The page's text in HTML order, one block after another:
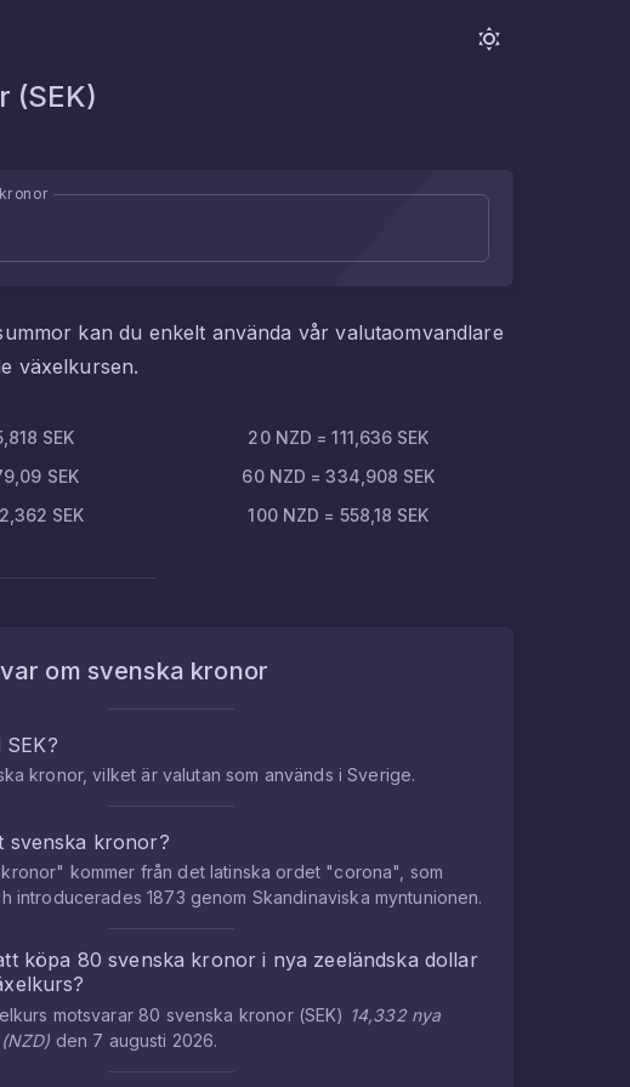
(SEK)
kan du enkelt använda vår valutaomvandlare
växelkursen.
SEK 20 NZD =111,636 SEK
SEK 60 NZD =334,908 SEK
SEK 100 NZD = 558,18 SEK
om svenska kronor
SEK?
kronor, vilket är valutan som används i Sverige.
svenska kronor?
kommer från det latinska ordet "corona", som
introducerades 1873 genom Skandinaviska myntunionen.
köpa 80svenska kronor i nya zeeländska dollar
motsvarar 80 svenska kronor(SEK) 14,332 nya
NZD) den 7 augusti 2026.